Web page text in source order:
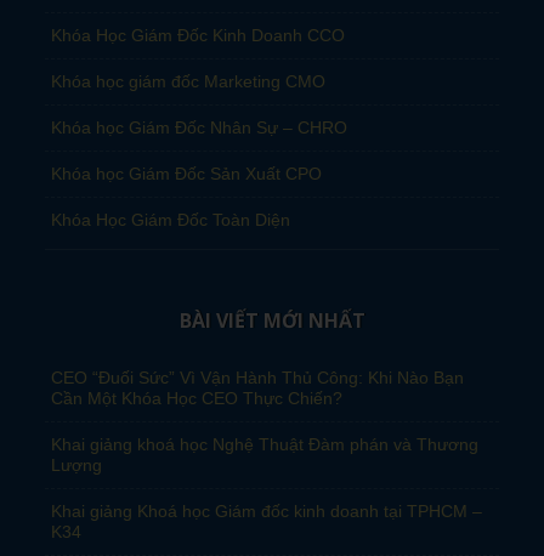
Khóa Học Giám Đốc Kinh Doanh CCO
Khóa học giám đốc Marketing CMO
Khóa học Giám Đốc Nhân Sự – CHRO
Khóa học Giám Đốc Sản Xuất CPO
Khóa Học Giám Đốc Toàn Diện
BÀI VIẾT MỚI NHẤT
CEO “Đuối Sức” Vì Vận Hành Thủ Công: Khi Nào Bạn
Cần Một Khóa Học CEO Thực Chiến?
Khai giảng khoá học Nghệ Thuật Đàm phán và Thương
Lượng
Khai giảng Khoá học Giám đốc kinh doanh tại TPHCM –
K34